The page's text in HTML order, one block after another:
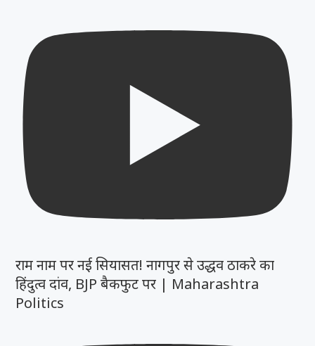
राम नाम पर नई सियासत! नागपुर से उद्धव ठाकरे का
हिंदुत्व दांव, BJP बैकफुट पर | Maharashtra
Politics